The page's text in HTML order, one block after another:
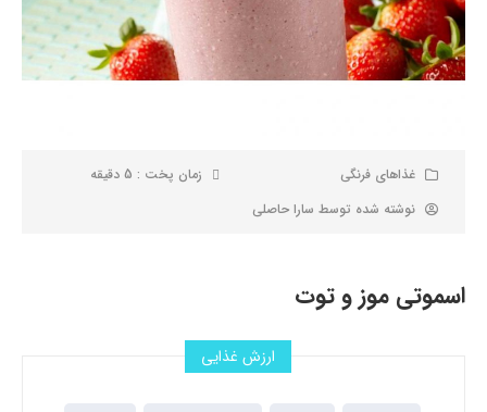
غذاهای فرنگی
زمان پخت : 5 دقیقه
نوشته شده توسط سارا حاصلی
اسموتی موز و توت
ارزش غذایی